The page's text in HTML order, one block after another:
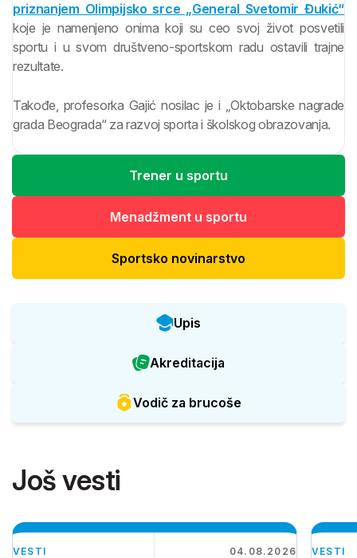
priznanjem Olimpijsko srce „General Svetomir Đukić“
koje je namenjeno onima koji su ceo svoj život posvetili
sportu i u svom društveno-sportskom radu ostavili trajne
rezultate.
Takođe, profesorka Gajić nosilac je i „Oktobarske nagrade
grada Beograda“ za razvoj sporta i školskog obrazovanja.
Trener u sportu
Menadžment u sportu
Sportsko novinarstvo
Upis
Akreditacija
Vodič za brucoše
Još vesti
VESTI 04.08.2026 VESTI